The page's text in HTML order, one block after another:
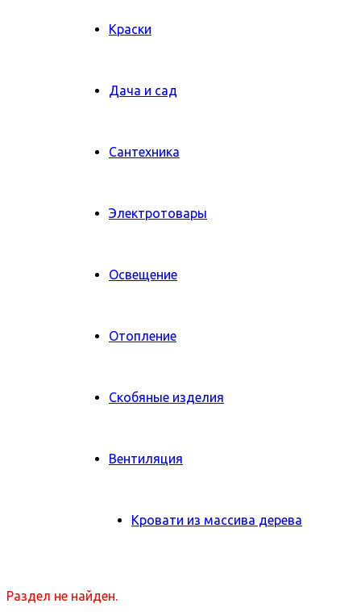
Краски
Дача и сад
Сантехника
Электротовары
Освещение
Отопление
Скобяные изделия
Вентиляция
Кровати из массива дерева
Раздел не найден.